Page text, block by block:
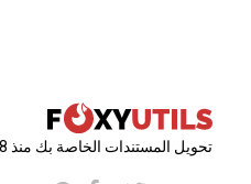
تحويل المستندات الخاصة بك منذ 2008.